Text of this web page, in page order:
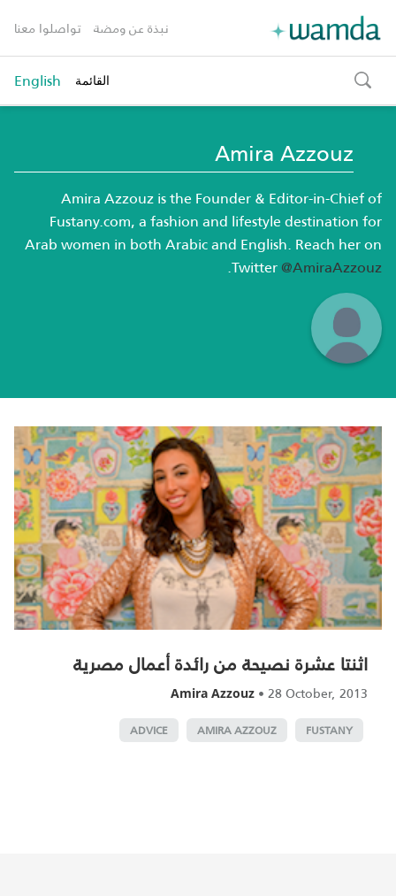
نبذة عن ومضة تواصلوا معنا
toggle
search
القائمة English
Amira Azzouz
Amira Azzouz is the Founder & Editor-in-Chief of
Fustany.com, a fashion and lifestyle destination for
Arab women in both Arabic and English. Reach her on
Twitter@AmiraAzzouz
.
اثنتا عشرة نصيحة من رائدة أعمال مصرية
Amira Azzouz •28 October, 2013
FUSTANY
AMIRA AZZOUZ
ADVICE